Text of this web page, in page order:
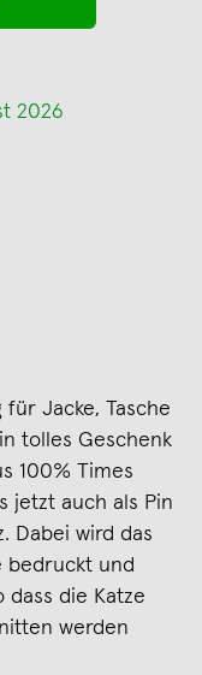
2026
Jacke, Tasche
tolles Geschenk
100% Times
jetzt auch als Pin
Dabei wird das
bedruckt und
dass die Katze
werden